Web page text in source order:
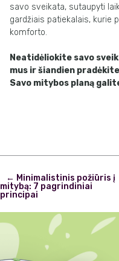
savo sveikata, sutaupyti
gardžiais patiekalais, kurie
komforto.
Neatidėliokite savo
mus ir šiandien
Savo mitybos planą
Post
navigation
← Minimalistinis požiūris į
mitybą: 7 pagrindiniai
principai